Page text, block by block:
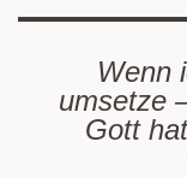
Wenn
umsetze
Gott